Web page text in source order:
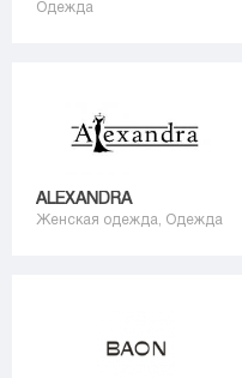
Одежда
ALEXANDRA
Женская одежда, Одежда